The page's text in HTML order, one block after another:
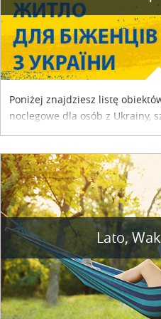
Poniżej znajdziesz listę
noclegowe dla osób z Ukrainy,
Lato,